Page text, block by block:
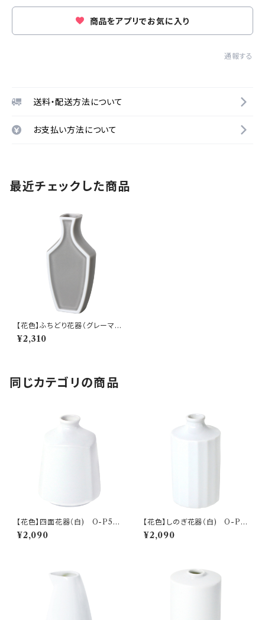
商品をアプリでお気に入り
通報する
送料・配送方法について
お支払い方法について
最近チェックした商品
【花色】ふちどり花器（グレーマッ
ト) O-P50804
¥2,310
同じカテゴリの商品
【花色】四面花器（白) O-P50
001
¥2,090
【花色】しのぎ花器（白) O-P5
0101
¥2,090